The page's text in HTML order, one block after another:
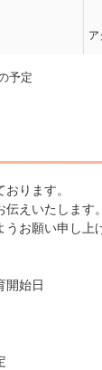
ア
予定
ります。
えいたします。
お願い申し上
開始日